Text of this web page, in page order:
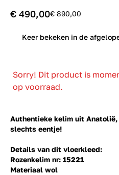
Authentieke kelim uit
slechts eentje!
Details van dit vloerkleed:
Rozenkelim nr: 15221
Materiaal wol
€ 490,00€ 890,00
Keer bekeken in de
Sorry! Dit product is
op voorraad.